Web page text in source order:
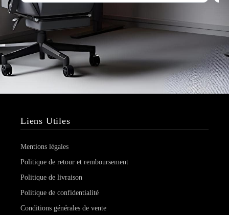
Liens Utiles
Mentions légales
Politique de retour et remboursement
Politique de livraison
Politique de confidentialité
Conditions générales de vente